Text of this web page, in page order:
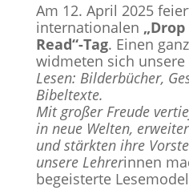
Am 12. April 2025
internationalen
Read“-Tag. Einen
widmeten sich unsere
Lesen: Bilderbücher,
Bibeltexte.
Mit großer Freude
in neue Welten,
und stärkten ihre
unsere Lehrerinnen
begeisterte